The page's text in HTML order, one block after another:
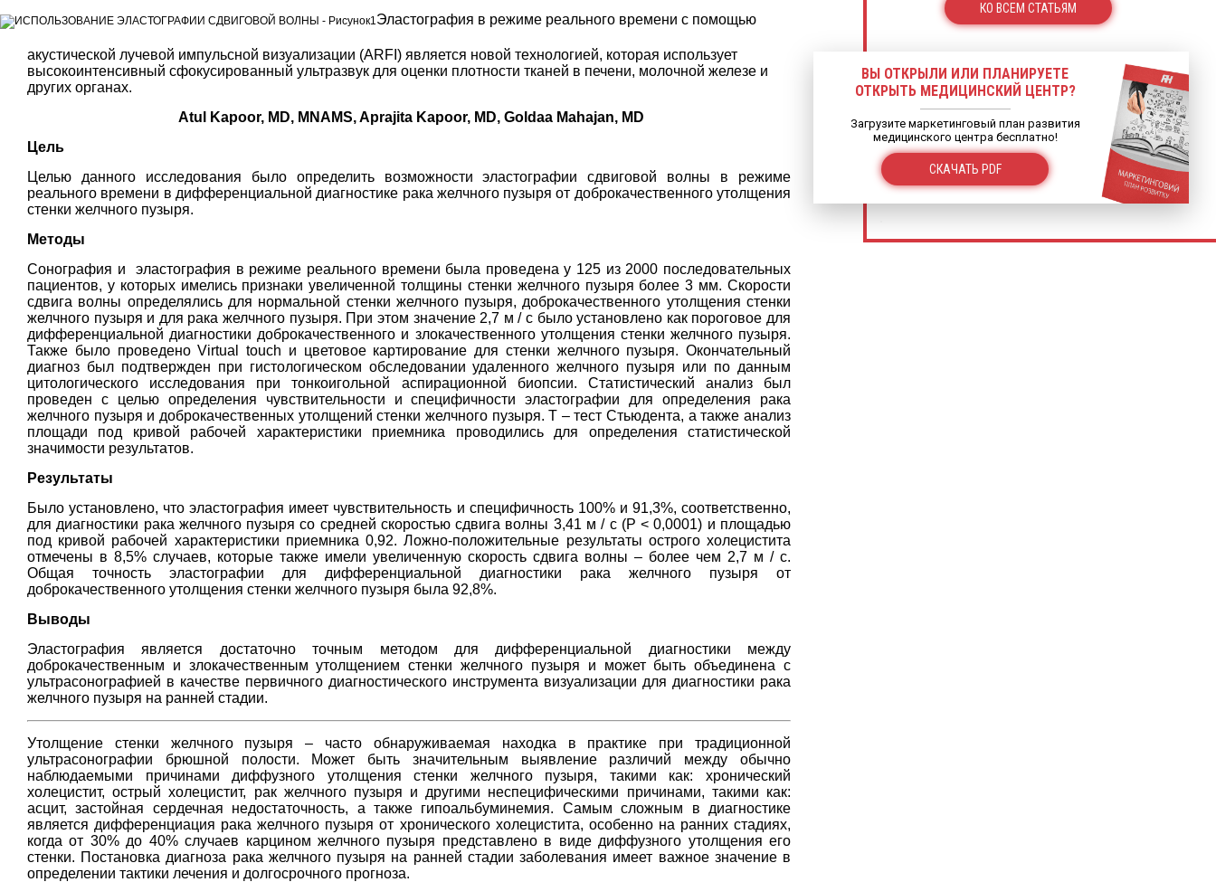
Эластография в режиме реального времени с помощью
акустической лучевой импульсной визуализации (ARFI) является новой технологией, которая использует
высокоинтенсивный сфокусированный ультразвук для оценки плотности тканей в печени, молочной железе и
других органах.
Atul Kapoor, MD, MNAMS, Aprajita Kapoor, MD, Goldaa Mahajan, MD
Цель
Целью данного исследования было определить возможности эластографии сдвиговой волны в режиме
реального времени в дифференциальной диагностике рака желчного пузыря от доброкачественного утолщения
стенки желчного пузыря.
Методы
Сонография и эластография в режиме реального времени была проведена у 125 из 2000 последовательных
пациентов, у которых имелись признаки увеличенной толщины стенки желчного пузыря более 3 мм. Скорости
сдвига волны определялись для нормальной стенки желчного пузыря, доброкачественного утолщения стенки
желчного пузыря и для рака желчного пузыря. При этом значение 2,7 м / с было установлено как пороговое для
дифференциальной диагностики доброкачественного и злокачественного утолщения стенки желчного пузыря.
Также было проведено Virtual touch и цветовое картирование для стенки желчного пузыря. Окончательный
диагноз был подтвержден при гистологическом обследовании удаленного желчного пузыря или по данным
цитологического исследования при тонкоигольной аспирационной биопсии. Статистический анализ был
проведен с целью определения чувствительности и специфичности эластографии для определения рака
желчного пузыря и доброкачественных утолщений стенки желчного пузыря. Т – тест Стьюдента, а также анализ
площади под кривой рабочей характеристики приемника проводились для определения статистической
значимости результатов.
Результаты
Было установлено, что эластография имеет чувствительность и специфичность 100% и 91,3%, соответственно,
для диагностики рака желчного пузыря со средней скоростью сдвига волны 3,41 м / с (P < 0,0001) и площадью
под кривой рабочей характеристики приемника 0,92. Ложно-положительные результаты острого холецистита
отмечены в 8,5% случаев, которые также имели увеличенную скорость сдвига волны – более чем 2,7 м / с.
Общая точность эластографии для дифференциальной диагностики рака желчного пузыря от
доброкачественного утолщения стенки желчного пузыря была 92,8%.
Выводы
Эластография является достаточно точным методом для дифференциальной диагностики между
доброкачественным и злокачественным утолщением стенки желчного пузыря и может быть объединена с
ультрасонографией в качестве первичного диагностического инструмента визуализации для диагностики рака
желчного пузыря на ранней стадии.
Утолщение cтенки желчного пузыря – часто обнаруживаемая находка в практике при традиционной
ультрасонографии брюшной полости. Может быть значительным выявление различий между обычно
наблюдаемыми причинами диффузного утолщения стенки желчного пузыря, такими как: хронический
холецистит, острый холецистит, рак желчного пузыря и другими неспецифическими причинами, такими как:
асцит, застойная сердечная недостаточность, а также гипоальбуминемия. Самым сложным в диагностике
является дифференциация рака желчного пузыря от хронического холецистита, особенно на ранних стадиях,
когда от 30% до 40% случаев карцином желчного пузыря представлено в виде диффузного утолщения его
стенки. Постановка диагноза рака желчного пузыря на ранней стадии заболевания имеет важное значение в
определении тактики лечения и долгосрочного прогноза.
КО ВСЕМ СТАТЬЯМ
ВЫ ОТКРЫЛИ ИЛИ ПЛАНИРУЕТЕ
ОТКРЫТЬ МЕДИЦИНСКИЙ ЦЕНТР?
Загрузите маркетинговый план развития
медицинского центра бесплатно!
СКАЧАТЬ PDF